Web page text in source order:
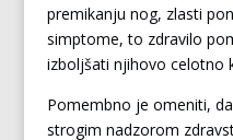
premikanju nog, zlasti
simptome, to zdravilo
izboljšati njihovo celotno
Pomembno je omeniti,
strogim nadzorom